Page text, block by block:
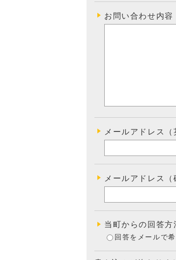
お問い合わせ内容
メールアドレス（
メールアドレス
当町からの回答方
回答をメールで